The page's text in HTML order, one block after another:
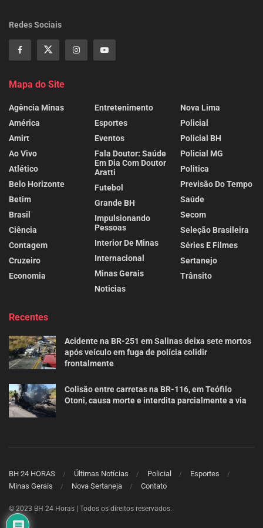
Redes Sociais
Mapa do Site
Agência Minas
América
Amirt
Ao Vivo
Atlético
Belo Horizonte
Betim
Brasil
Ciência
Contagem
Cruzeiro
Economia
Entretenimento
Esportes
Eventos
Fala Doutor: Saúde
Em Dia Com Doutor
Aratti
Futebol
Grande BH
Impulsionando
Pessoas
Interior De Minas
Internacional
Minas Gerais
Noticias
Nova Lima
Policial
Policial BH
Policial MG
Politica
Previsão Do Tempo
Saúde
Secom
Seleção Brasileira
Séries E Filmes
Sertanejo
Trânsito
Recentes
Acidente na BR-251 em Salinas deixa sete mortos
após veículo em fuga de polícia colidir
frontalmente
Colisão entre carretas na BR-116, em Teófilo
Otoni, causa morte e interdita parcialmente a via
BH 24 HORAS Últimas Notícias Policial
Esportes
Minas Gerais
Nova Sertaneja Contato
© 2023 BH 24 Horas | Todos os direitos reservados.